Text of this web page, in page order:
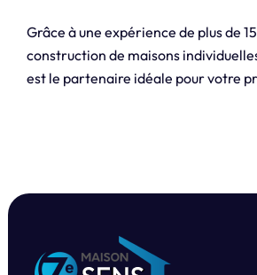
Grâce à une expérience de plus de
construction de maisons
est le partenaire idéale pour votre